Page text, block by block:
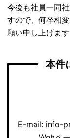
今後も社員一同
すので、何卒相
願い申し上げます
本件
E-mail: info-